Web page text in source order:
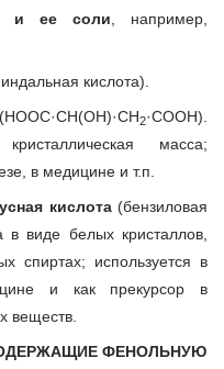
и ее соли , например,
кислота).
(HOOC·CH(OH)·CH2·COOH).
масса;
в медицине и т.п.
кислота (бензиловая
в виде белых кристаллов,
спиртах; используется в
и как прекурсор в
веществ.
ФЕНОЛЬНУЮ